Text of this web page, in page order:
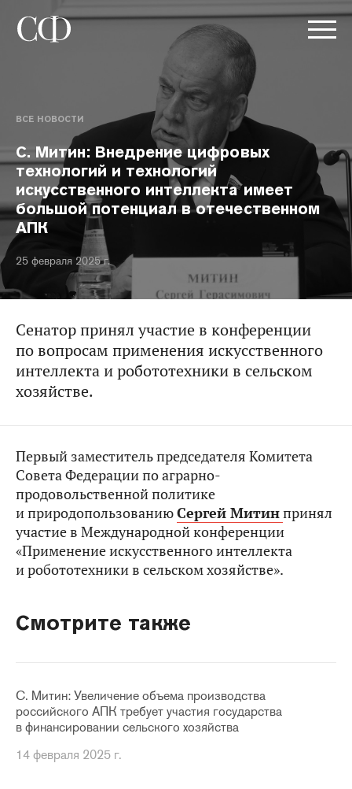
ВСЕ НОВОСТИ
С. Митин: Внедрение цифровых
технологий и технологий
искусственного интеллекта имеет
большой потенциал в отечественном
АПК
25 февраля 2025 г.
Сенатор принял участие в конференции
по вопросам применения искусственного
интеллекта и робототехники в сельском
хозяйстве.
Первый заместитель председателя Комитета
Совета Федерации по аграрно-
продовольственной политике
и природопользованиюСергей Митинпринял
участие в Международной конференции
«Применение искусственного интеллекта
и робототехники в сельском хозяйстве».
Смотрите также
С. Митин: Увеличение объема производства
российского АПК требует участия государства
в финансировании сельского хозяйства
14 февраля 2025 г.